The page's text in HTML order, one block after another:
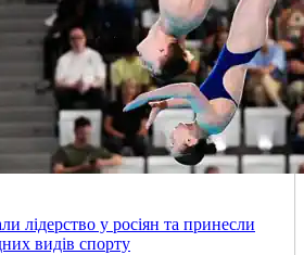
лідерство у росіян та принесли
видів спорту